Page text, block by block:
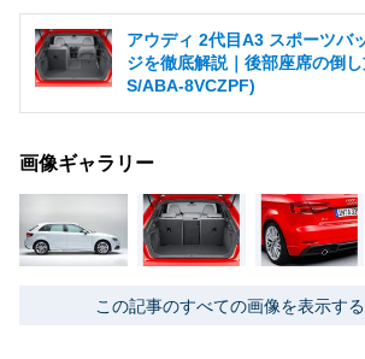
アウディ 2代目A3 スポーツバ
ジを徹底解説｜後部座席の倒
S/ABA-8VCZPF)
画像ギャラリー
この記事のすべての画像を表示する